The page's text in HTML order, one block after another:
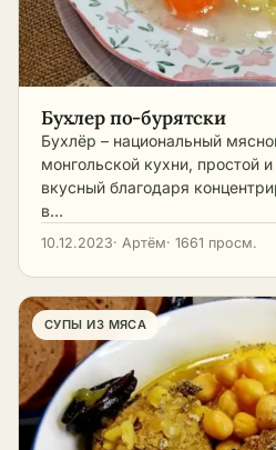
Бухлер по-бурятски
Бухлёр – национальный
монгольской кухни, простой
вкусный благодаря
в…
10.12.2023· Артём· 1661 просм.
СУПЫ ИЗ МЯСА